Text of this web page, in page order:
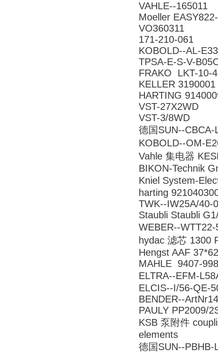
VAHLE--165011
Moeller
VO360311
171-210-061
KOBOLD--AL-E33
TPSA-E-S-V-
FRAKO LKT-10-
KELLER 3190001
HARTING
VST-27X2WD
VST-3/8WD
德国SUN--CBCA-
KOBOLD--OM-
Vahle 集电器
BIKON-Technik
Kniel System-
harting
TWK--IW25A/40-
Staubli Staubli
WEBER--
hydac 滤芯 1300
Hengst AAF
MAHLE 9407-
ELTRA--EFM-
ELCIS--I/56-QE-
BENDER--
PAULY PP2009/
KSB 泵附件
elements
德国SUN--PBHB-